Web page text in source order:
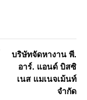
บริษัทจัดหางาน พี.
อาร์. แอนด์ บิสซิ
เนส แมเนจเม้นท์
จำกัด